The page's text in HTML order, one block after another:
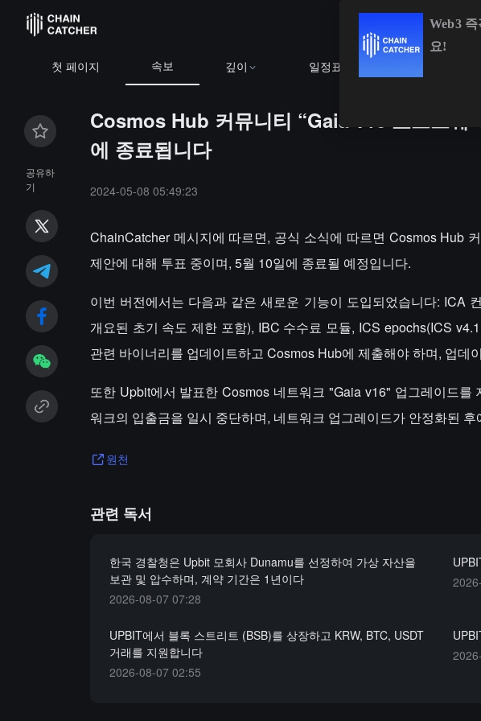
첫 페이지 속보 깊이 일정표
+0.58% ETH$1,913.68 +0.50% BNB$590.32
공유하
기
Cosmos Hub 커뮤니티 “Gaia v16 소프트웨
에 종료됩니다
2024-05-08 05:49:23
ChainCatcher 메시지에 따르면, 공식 소식에 따르면 Cosmos Hub
제안에 대해 투표 중이며, 5월 10일에 종료될 예정입니다.
이번 버전에서는 다음과 같은 새로운 기능이 도입되었습니다: ICA
개요된 초기 속도 제한 포함), IBC 수수료 모듈, ICS epochs(ICS
관련 바이너리를 업데이트하고 Cosmos Hub에 제출해야 하며, 업데
또한 Upbit에서 발표한 Cosmos 네트워크 "Gaia v16" 업그레이드
워크의 입출금을 일시 중단하며, 네트워크 업그레이드가 안정화된
원천
관련 독서
한국 경찰청은 Upbit 모회사 Dunamu를 선정하여 가상 자산을
보관 및 압수하며, 계약 기간은 1년이다
2026-08-07 07:28
UPBIT에서 블록 스트리트 (BSB)를 상장하고 KRW, BTC, USDT
거래를 지원합니다
2026-08-07 02:55
Web3
요!